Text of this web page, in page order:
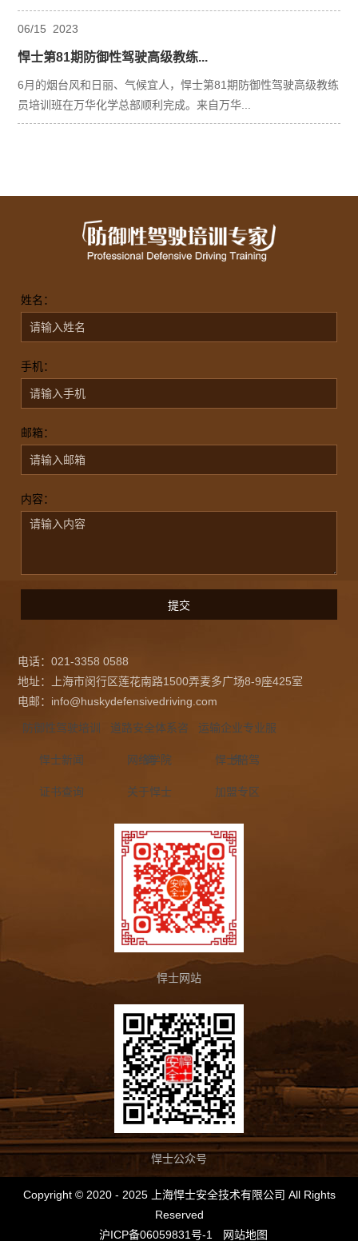
06/15 2023
悍士第81期防御性驾驶高级教练...
6月的烟台风和日丽、气候宜人，悍士第81期防御性驾驶高级教练
员培训班在万华化学总部顺利完成。来自万华...
姓名：
手机：
邮箱：
内容：
电话：021-3358 0588
地址：上海市闵行区莲花南路1500弄麦多广场8-9座425室
电邮：info@huskydefensivedriving.com
防御性驾驶培训 道路安全体系咨
询
运输企业专业服
务
悍士新闻 网络学院 悍士陪驾
证书查询 关于悍士 加盟专区
悍士网站
悍士公众号
Copyright © 2020 - 2025 上海悍士安全技术有限公司 All Rights
Reserved
沪ICP备06059831号-1
网站地图